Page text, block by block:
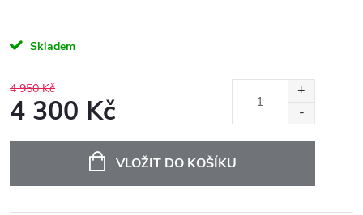
Skladem
4 950 Kč
4 300 Kč
VLOŽIT DO KOŠÍKU